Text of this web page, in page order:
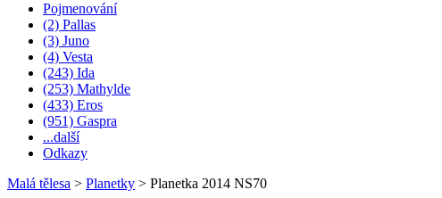
Pojmenování
(2) Pallas
(3) Juno
(4) Vesta
(243) Ida
(253) Mathylde
(433) Eros
(951) Gaspra
...další
Odkazy
Malá tělesa > Planetky > Planetka 2014 NS70